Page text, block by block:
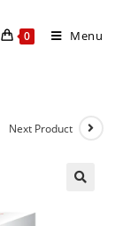
0 Menu
Next Product